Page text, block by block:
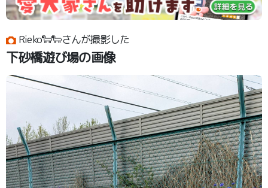
Rieko🐑🐑さんが撮影した
下砂橋遊び場の画像